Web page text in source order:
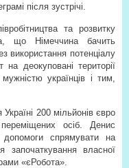
після зустрічі.
та розвитку
що Німеччина бачить
використання потенціалу
деокуповані території
українців і тим,
200 мільйонів євро
осіб. Денис
допомоги спрямувати на
власної
«єРобота».